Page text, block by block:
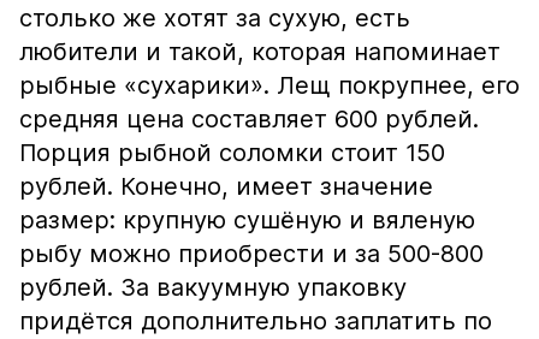
столько же хотят за сухую, есть
любители и такой, которая напоминает
рыбные «сухарики». Лещ покрупнее, его
средняя цена составляет 600 рублей.
Порция рыбной соломки стоит 150
рублей. Конечно, имеет значение
размер: крупную сушёную и вяленую
рыбу можно приобрести и за 500-800
рублей. За вакуумную упаковку
придётся дополнительно заплатить по